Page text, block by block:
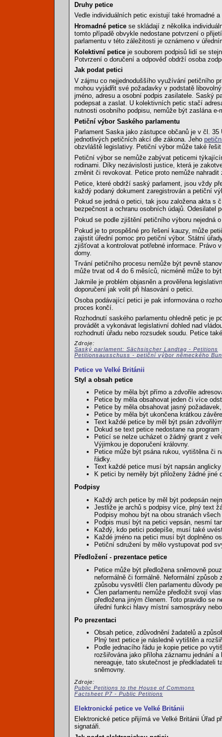
Druhy petice
Vedle individuálních petic existují také hromadné
Hromadné petice se skládají z několika
tomto případě obvykle nedostane potvrzení o
parlamentu v této záležitosti je oznámeno v
Kolektivní petice je souborem podpisů lidí se
Potvrzení o doručení a odpověď obdrží osoba
Jak podat petici
V zájmu co nejjednoduššího využívání petičního
mohou vyjádřit své požadavky v podstatě
jméno, adresu a osobní podpis zasilatele. Saský
podepsat a zaslat. U kolektivních petic stačí
nutnosti osobního podpisu, nemůže být zaslána e-
Petiční výbor Saského parlamentu
Parlament Saska jako zástupce občanů je v čl.
jednotlivých petičních akcí dle zákona. Jeho
obzvláště legislativy. Petiční výbor může také
Petiční výbor se nemůže zabývat peticemi
rodinami. Díky nezávislosti justice, která je
změnit či revokovat. Petice proto nemůže
Petice, které obdrží saský parlament, jsou vždy
každý podaný dokument zaregistrován a petiční
Pokud se jedná o petici, tak jsou založena akta s
bezpečnost a ochranu osobních údajů. Odesilatel
Pokud se podle zjištění petičního výboru nejedná
Pokud je to prospěšné pro řešení kauzy, může
zajistit úřední pomoc pro petiční výbor. Státní
zjišťovat a kontrolovat potřebné informace. Právo
domy.
Trvání petičního procesu nemůže být pevně
může trvat od 4 do 6 měsíců, nicméně může to
Jakmile je problém objasněn a prověřena
doporučení jak volit při hlasování o petici.
Osoba podávající petici je pak informována o
proces končí.
Rozhodnutí saského parlamentu ohledně petic je
provádět a vykonávat legislativní dohled nad
rozhodnutí úřadu nebo rozsudek soudu. Petice
Zdroje:
Saský parlament: Sächsischer Landtag - Petitions
Petitionsausschuss - petiční výbor německého
Petice ve Velké Británii
Styl a obsah petice
Petice by měla být přímo a zdvořile
Petice by měla obsahovat jeden či více
Petice by měla obsahovat jasný
Petice by měla být ukončena krátkou
Text každé petice by měl být psán
Dokud se text petice nedostane na
Peticí se nelze ucházet o žádný grant z
Výjimkou je doporučení královny.
Petice může být psána rukou, vytištěna či
řádky.
Text každé petice musí být napsán
K petici by neměly být přiloženy žádné jiné
Podpisy
Každý arch petice by měl být podepsán
Jestliže je archů s podpisy více, plný text
Podpisy mohou být na obou stranách
Podpis musí být na petici vepsán, nesmí
Každý, kdo petici podepíše, musí také
Každé jméno na petici musí být doplněno
Petiční sdružení by mělo vystupovat pod
Předložení - prezentace petice
Petice může být předložena sněmovně
neformálně či formálně. Neformální
způsobu vysvětlí člen parlamentu důvody
Člen parlamentu nemůže předložit svojí
předložena jiným členem. Toto pravidlo se
úřední funkci hlavy místní samosprávy
Po prezentaci
Obsah petice, zdůvodnění žadatelů a
Plný text petice je následně vytištěn a
Podle jednacího řádu je kopie petice po
rozšiřována jako příloha záznamu jednání
nereaguje, tato skutečnost je předkladateli
sněmovny.
Zdroje:
Public Petitions to the House of Commons
Factsheet P7 - Public Petitions
Elektronické petice ve Velké Británii
Elektronické petice přijímá ve Velké Británii Úřad
signatáři.